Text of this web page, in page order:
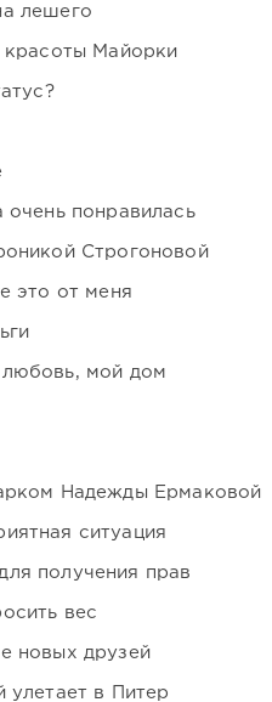
лешего
красоты Майорки
понравилась
Строгоновой
это от меня
мой дом
Надежды Ермаковой
ситуация
получения прав
вес
новых друзей
улетает в Питер